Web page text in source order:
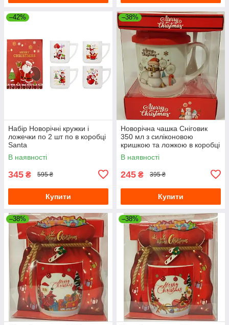
–42%
Набір Новорічні кружки і
ложечки по 2 шт по в коробці
Santa
В наявності
345 ₴ 595 ₴
Купити
–38%
Новорічна чашка Сніговик
350 мл з силіконовою
кришкою та ложкою в коробці
kr-2025-3
В наявності
245 ₴ 395 ₴
Купити
–38% –38%